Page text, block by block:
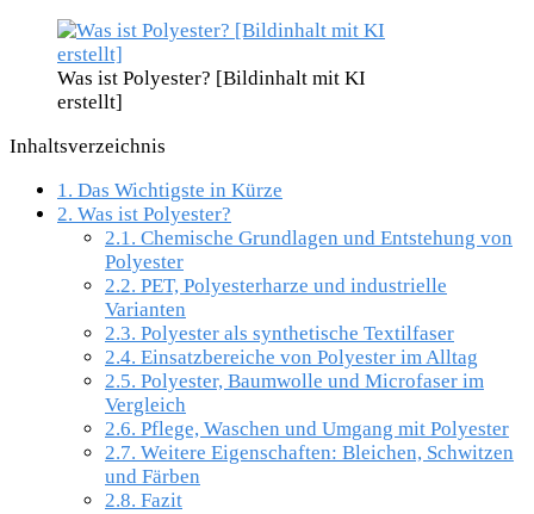
Was ist Polyester? [Bildinhalt mit KI
erstellt]
Inhaltsverzeichnis
1. Das Wichtigste in Kürze
2. Was ist Polyester?
2.1. Chemische Grundlagen und Entstehung von
Polyester
2.2. PET, Polyesterharze und industrielle
Varianten
2.3. Polyester als synthetische Textilfaser
2.4. Einsatzbereiche von Polyester im Alltag
2.5. Polyester, Baumwolle und Microfaser im
Vergleich
2.6. Pflege, Waschen und Umgang mit Polyester
2.7. Weitere Eigenschaften: Bleichen, Schwitzen
und Färben
2.8. Fazit